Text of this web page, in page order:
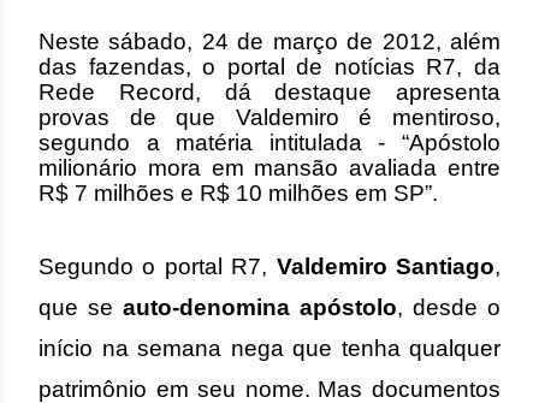
Neste sábado, 24 de março de 2012, além
das fazendas, o portal de notícias R7, da
Rede Record, dá destaque apresenta
provas de que Valdemiro é mentiroso,
segundo a matéria intitulada - “Apóstolo
milionário mora em mansão avaliada entre
R$ 7 milhões e R$ 10 milhões em SP”.
Segundo o portal R7, Valdemiro Santiago,
que se auto-denomina apóstolo, desde o
início na semana nega que tenha qualquer
patrimônio em seu nome. Mas documentos